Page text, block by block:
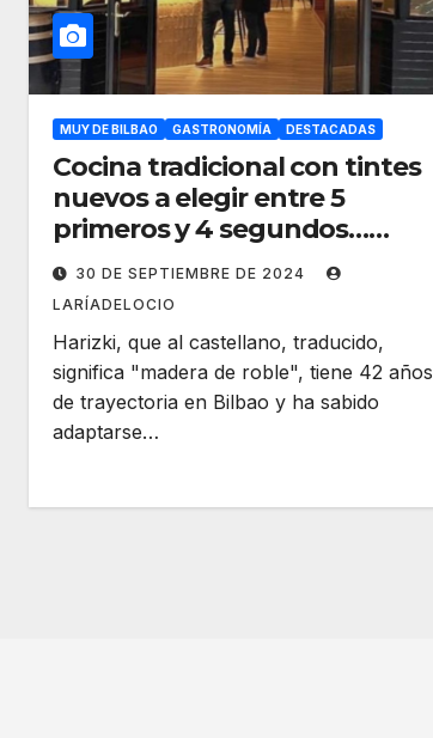
MUY DE BILBAO GASTRONOMÍA DESTACADAS
Cocina tradicional con tintes
nuevos a elegir entre 5
primeros y 4 segundos…
¡Todos los días!
30 DE SEPTIEMBRE DE 2024
LARÍADELOCIO
Harizki, que al castellano, traducido,
significa "madera de roble", tiene 42 años
de trayectoria en Bilbao y ha sabido
adaptarse…